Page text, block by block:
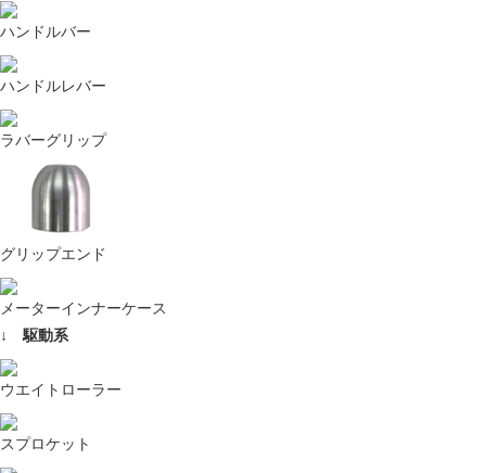
ハンドルバー
ハンドルレバー
ラバーグリップ
グリップエンド
メーターインナーケース
↓ 駆動系
ウエイトローラー
スプロケット